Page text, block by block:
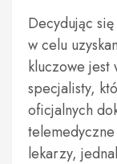
Decydując
w celu
kluczowe
specjalisty,
oficjalnych
lekarzy,